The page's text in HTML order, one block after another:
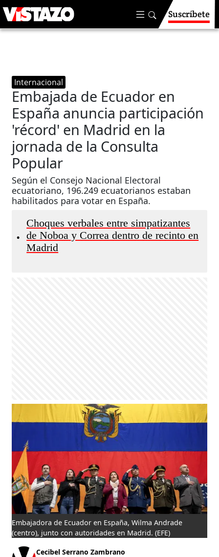
Suscríbete
Internacional
Embajada de Ecuador en
España anuncia participación
'récord' en Madrid en la
jornada de la Consulta
Popular
Según el Consejo Nacional Electoral
ecuatoriano, 196.249 ecuatorianos estaban
habilitados para votar en España.
•
Choques verbales entre simpatizantes
de Noboa y Correa dentro de recinto en
Madrid
Embajadora de Ecuador en España, Wilma Andrade
(centro), junto con autoridades en Madrid.(EFE)
Cecibel Serrano Zambrano